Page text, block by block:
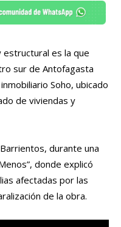
estructural es la que
sur de Antofagasta
Soho, ubicado
de viviendas y
durante una
donde explicó
afectadas por las
de la obra.